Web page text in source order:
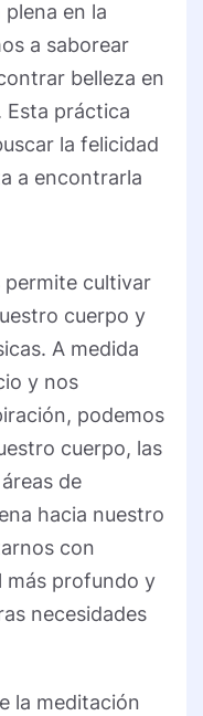
en la
a saborear
belleza en
Esta práctica
la felicidad
a encontrarla
permite cultivar
cuerpo y
A medida
y nos
podemos
cuerpo, las
de
hacia nuestro
con
más profundo y
necesidades
la meditación